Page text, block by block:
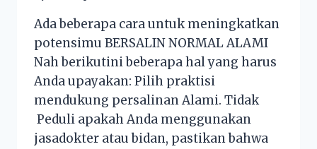
Ada beberapa cara untuk meningkatkan
potensimu BERSALIN NORMAL ALAMI
Nah berikutini beberapa hal yang harus
Anda upayakan: Pilih praktisi
mendukung persalinan Alami. Tidak
Peduli apakah Anda menggunakan
jasadokter atau bidan, pastikan bahwa